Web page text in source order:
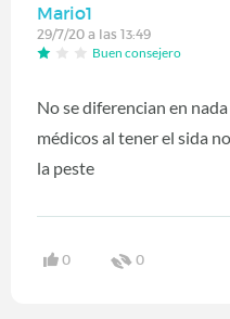
Mario1
29/7/20 a las 13:49
Buen consejero
No se diferencian en
médicos al tener el sida
la peste
0 0